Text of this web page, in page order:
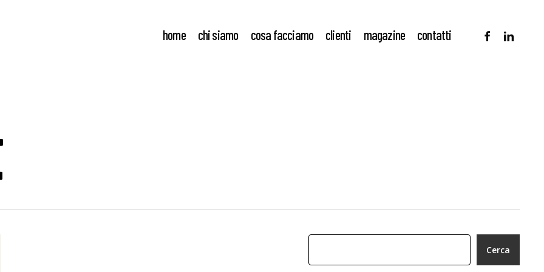
home chi siamo cosa facciamo clienti magazine contatti facebook
linkedin
Cerca